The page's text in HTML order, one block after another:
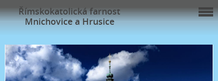
Římskokatolická farnost
Mnichovice a Hrusice